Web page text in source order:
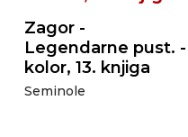
Zagor -
Legendarne pust. -
kolor, 13. knjiga
Seminole